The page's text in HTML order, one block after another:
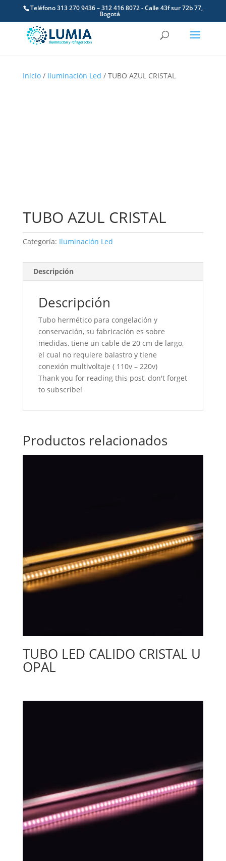
Teléfono 313 270 9436 – 312 416 8072 - Calle 43f sur 72b 77,
Bogotá
Inicio/ Iluminación Led / TUBO AZUL CRISTAL
TUBO AZUL CRISTAL
Categoría: Iluminación Led
Descripción
Descripción
Tubo hermético para congelación y
conservación, su fabricación es sobre
medidas, tiene un cable de 20 cm de largo,
el cual no requiere balastro y tiene
conexión multivoltaje ( 110v – 220v)
Thank you for reading this post, don't forget
to subscribe!
Productos relacionados
TUBO LED CALIDO CRISTAL U
OPAL